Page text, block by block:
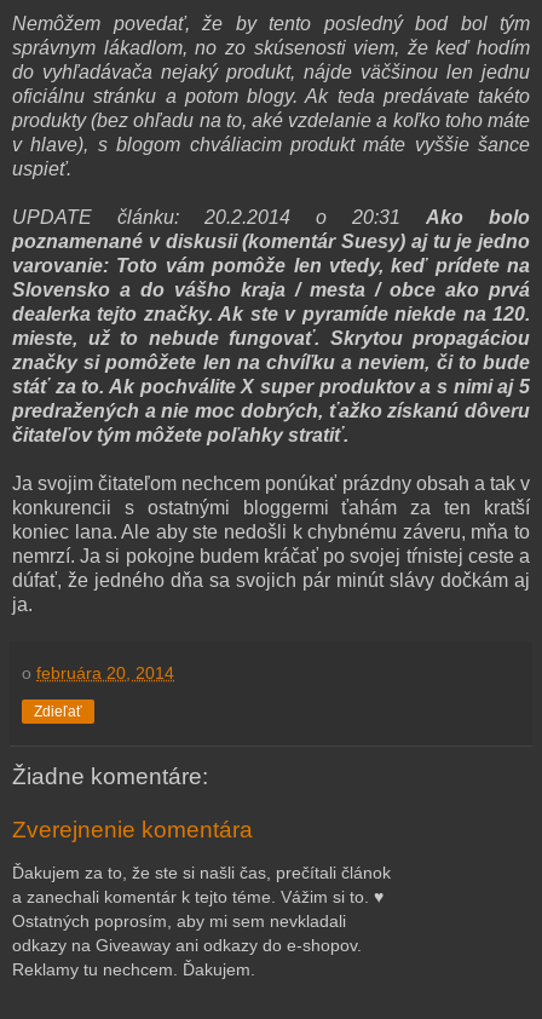
Nemôžem povedať, že by tento posledný bod bol tým
správnym lákadlom, no zo skúsenosti viem, že keď hodím
do vyhľadávača nejaký produkt, nájde väčšinou len jednu
oficiálnu stránku a potom blogy. Ak teda predávate takéto
produkty (bez ohľadu na to, aké vzdelanie a koľko toho máte
v hlave), s blogom chváliacim produkt máte vyššie šance
uspieť.
UPDATE článku: 20.2.2014 o 20:31 Ako bolo
poznamenané v diskusii (komentár Suesy) aj tu je jedno
varovanie: Toto vám pomôže len vtedy, keď prídete na
Slovensko a do vášho kraja / mesta / obce ako prvá
dealerka tejto značky. Ak ste v pyramíde niekde na 120.
mieste, už to nebude fungovať. Skrytou propagáciou
značky si pomôžete len na chvíľku a neviem, či to bude
stáť za to. Ak pochválite X super produktov a s nimi aj 5
predražených a nie moc dobrých, ťažko získanú dôveru
čitateľov tým môžete poľahky stratiť.
Ja svojim čitateľom nechcem ponúkať prázdny obsah a tak v
konkurencii s ostatnými bloggermi ťahám za ten kratší
koniec lana. Ale aby ste nedošli k chybnému záveru, mňa to
nemrzí. Ja si pokojne budem kráčať po svojej tŕnistej ceste a
dúfať, že jedného dňa sa svojich pár minút slávy dočkám aj
ja.
o februára 20, 2014
Zdieľať
Žiadne komentáre:
Zverejnenie komentára
Ďakujem za to, že ste si našli čas, prečítali článok
a zanechali komentár k tejto téme. Vážim si to. ♥
Ostatných poprosím, aby mi sem nevkladali
odkazy na Giveaway ani odkazy do e-shopov.
Reklamy tu nechcem. Ďakujem.